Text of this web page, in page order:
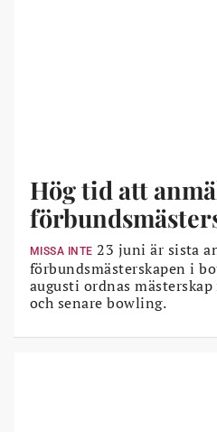
Hög tid att
MISSA INTE 23 juni är sista
förbundsmästerskapen i
augusti ordnas
och senare bowling.